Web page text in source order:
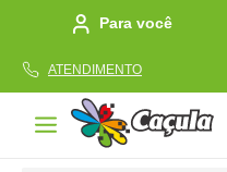
Para você
ATENDIMENTO